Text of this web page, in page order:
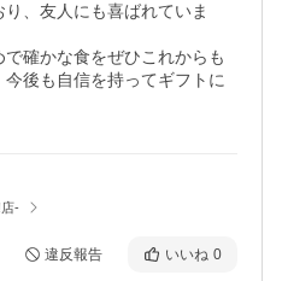
、友人にも喜ばれていま
確かな食をぜひこれからも
後も自信を持ってギフトに
-
違反報告 いいね 0